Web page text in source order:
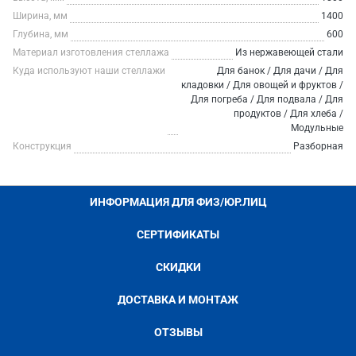
Ширина, мм
1400
Глубина, мм
600
Материал изготовления стеллажа
Из нержавеющей стали
Куда используют наши стеллажи
Для банок / Для дачи / Для
кладовки / Для овощей и фруктов /
Для погреба / Для подвала / Для
продуктов / Для хлеба /
Модульные
Конструкция
Разборная
ИНФОРМАЦИЯ ДЛЯ ФИЗ/ЮР.ЛИЦ
СЕРТИФИКАТЫ
СКИДКИ
ДОСТАВКА И МОНТАЖ
ОТЗЫВЫ